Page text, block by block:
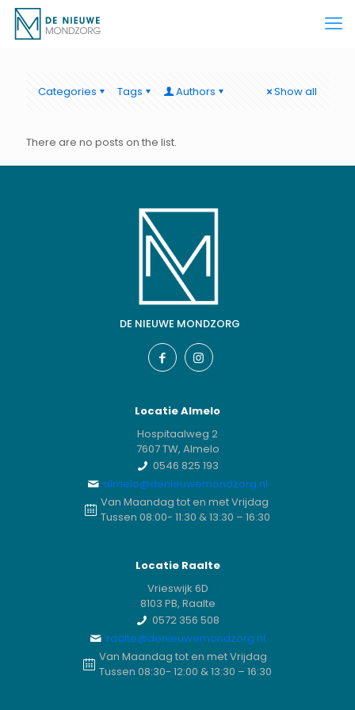
Categories Tags Authors Show all
There are no posts on the list.
DE NIEUWE MONDZORG
Locatie Almelo
Hospitaalweg 2
7607 TW, Almelo
0546 825 193
almelo@denieuwemondzorg.nl
Van Maandag tot en met Vrijdag
Tussen 08:00- 11:30 & 13:30 – 16:30
Locatie Raalte
Vrieswijk 6D
8103 PB, Raalte
0572 356 508
raalte@denieuwemondzorg.nl
Van Maandag tot en met Vrijdag
Tussen 08:30- 12:00 & 13:30 – 16:30